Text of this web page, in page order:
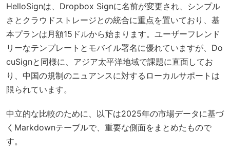
HelloSignは、Dropbox Signに名前が変更され、シンプル
さとクラウドストレージとの統合に重点を置いており、基
本プランは月額15ドルから始まります。ユーザーフレンド
リーなテンプレートとモバイル署名に優れていますが、Do
cuSignと同様に、アジア太平洋地域で課題に直面してお
り、中国の規制のニュアンスに対するローカルサポートは
限られています。
中立的な比較のために、以下は2025年の市場データに基づ
くMarkdownテーブルで、重要な側面をまとめたもので
す。